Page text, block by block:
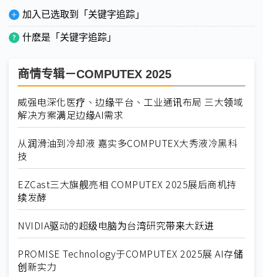
加入已选取到「关键字追踪」
什麽是「关键字追踪」
商情专辑－COMPUTEX 2025
威强电深化医疗、边缘平台、工业通讯布局 三大领域
解决方案满足边缘AI需求
从润滑油到冷却液 嘉实多COMPUTEX大秀液冷黑科
技
EZCast三大旗舰亮相 COMPUTEX 2025展后商机持
续发酵
NVIDIA驱动的超级电脑为台湾研究带来大跃进
PROMISE Technology于COMPUTEX 2025展 AI存储
创新实力